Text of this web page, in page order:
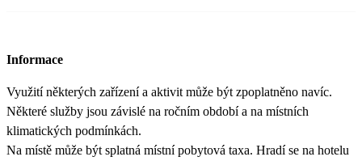
Informace
Využití některých zařízení a aktivit může být zpoplatněno navíc.
Některé služby jsou závislé na ročním období a na místních
klimatických podmínkách.
Na místě může být splatná místní pobytová taxa. Hradí se na hotelu